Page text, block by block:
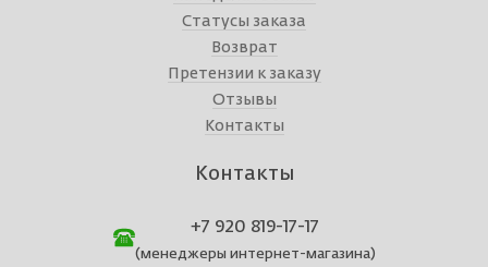
Статусы заказа
Возврат
Претензии к заказу
Отзывы
Контакты
Контакты
+7 920 819-17-17
(менеджеры интернет-магазина)